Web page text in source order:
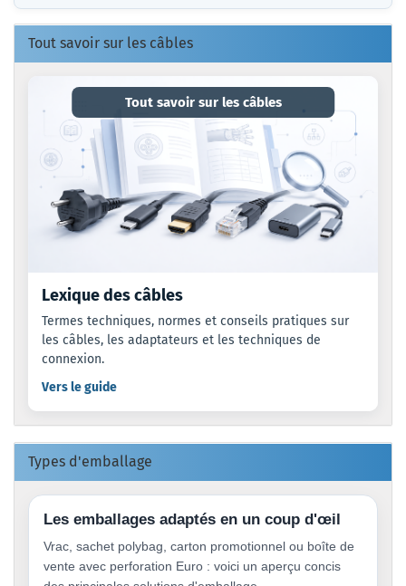
CATALOGUE.
Tout savoir sur les câbles
Tout savoir sur les câbles
Lexique des câbles
Termes techniques, normes et conseils pratiques sur
les câbles, les adaptateurs et les techniques de
connexion.
Vers le guide
Types d'emballage
Les emballages adaptés en un coup d'œil
Vrac, sachet polybag, carton promotionnel ou boîte de
vente avec perforation Euro : voici un aperçu concis